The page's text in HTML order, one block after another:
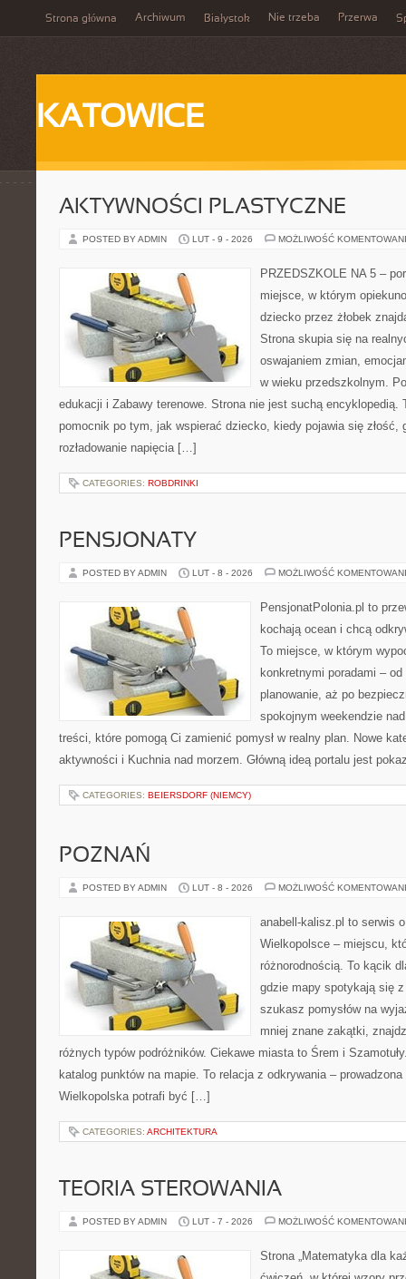
Strona główna Archiwum Białystok Nie trzeba Przerwa
KATOWICE
AKTYWNOŚCI PLASTYCZNE
POSTED BY ADMIN LUT - 9 - 2026 MOŻLIWOŚĆ
PRZEDSZKOLE NA 5 –
miejsce, w którym
dziecko przez żłobek
Strona skupia się na
oswajaniem zmian,
w wieku przedszkolnym.
edukacji i Zabawy terenowe. Strona nie jest suchą encyklopedią.
pomocnik po tym, jak wspierać dziecko, kiedy pojawia się złość,
rozładowanie napięcia […]
CATEGORIES: ROBDRINKI
PENSJONATY
POSTED BY ADMIN LUT - 8 - 2026 MOŻLIWOŚĆ
PensjonatPolonia.pl to
kochają ocean i chcą
To miejsce, w którym
konkretnymi poradami –
planowanie, aż po
spokojnym weekendzie
treści, które pomogą Ci zamienić pomysł w realny plan. Nowe
aktywności i Kuchnia nad morzem. Główną ideą portalu jest
CATEGORIES: BEIERSDORF (NIEMCY)
POZNAŃ
POSTED BY ADMIN LUT - 8 - 2026 MOŻLIWOŚĆ
anabell-kalisz.pl to serwis
Wielkopolsce – miejscu,
różnorodnością. To kącik
gdzie mapy spotykają się
szukasz pomysłów na
mniej znane zakątki,
różnych typów podróżników. Ciekawe miasta to Śrem i
katalog punktów na mapie. To relacja z odkrywania –
Wielkopolska potrafi być […]
CATEGORIES: ARCHITEKTURA
TEORIA STEROWANIA
POSTED BY ADMIN LUT - 7 - 2026 MOŻLIWOŚĆ
Strona „Matematyka dla